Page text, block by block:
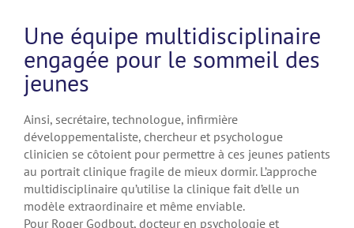
Une équipe multidisciplinaire
engagée pour le sommeil des
jeunes
Ainsi, secrétaire, technologue, infirmière
développementaliste, chercheur et psychologue
clinicien se côtoient pour permettre à ces jeunes patients
au portrait clinique fragile de mieux dormir. L’approche
multidisciplinaire qu’utilise la clinique fait d’elle un
modèle extraordinaire et même enviable.
Pour Roger Godbout, docteur en psychologie et